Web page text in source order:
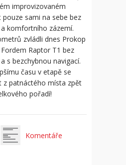
improvizovaném
sami na sebe bez
komfortního zázemí.
zvládli dnes Prokop
Raptor T1 bez
s bezchybnou navigací.
času v etapě se
z patnáctého místa zpět
pořadí!
Komentáře